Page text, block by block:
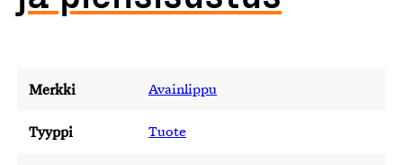
Merkki Avainlippu
Tyyppi Tuote